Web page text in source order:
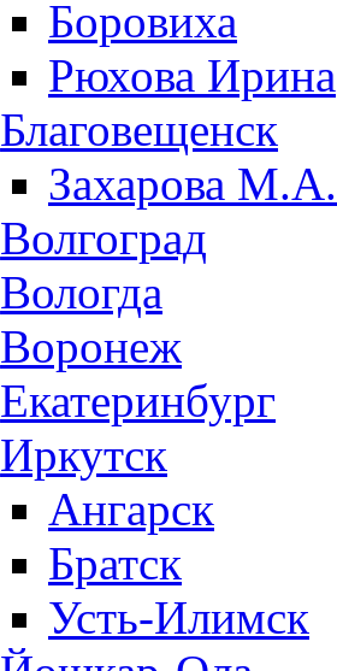
Боровиха
Рюхова Ирина
Благовещенск
Захарова М.А.
Волгоград
Вологда
Воронеж
Екатеринбург
Иркутск
Ангарск
Братск
Усть-Илимск